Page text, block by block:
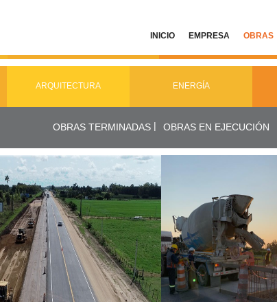
INICIO EMPRESA OBRAS
ARQUITECTURA ENERGÍA
OBRAS TERMINADAS | OBRAS EN EJECUCIÓN